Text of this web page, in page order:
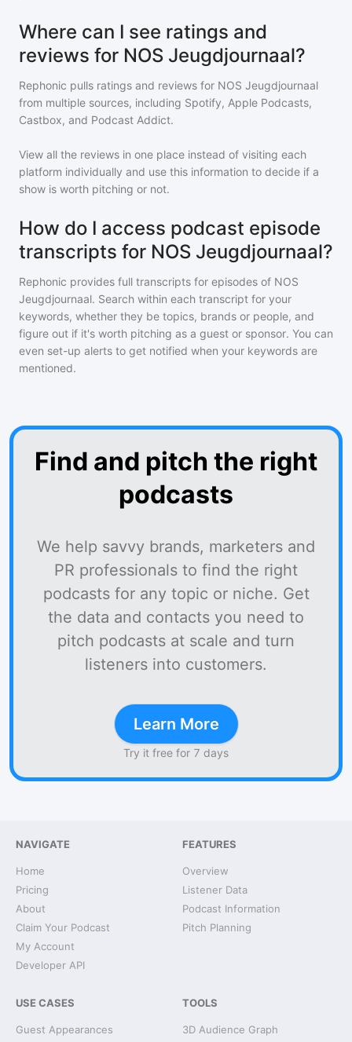
Where can I see ratings and
reviews for NOS Jeugdjournaal?
Rephonic pulls ratings and reviews for NOS Jeugdjournaal
from multiple sources, including Spotify, Apple Podcasts,
Castbox, and Podcast Addict.
View all the reviews in one place instead of visiting each
platform individually and use this information to decide if a
show is worth pitching or not.
How do I access podcast episode
transcripts for NOS Jeugdjournaal?
Rephonic provides full transcripts for episodes of NOS
Jeugdjournaal. Search within each transcript for your
keywords, whether they be topics, brands or people, and
figure out if it's worth pitching as a guest or sponsor. You can
even set-up alerts to get notified when your keywords are
mentioned.
Find and pitch the right
podcasts
We help savvy brands, marketers and
PR professionals to find the right
podcasts for any topic or niche. Get
the data and contacts you need to
pitch podcasts at scale and turn
listeners into customers.
Learn More
Try it free for 7 days
NAVIGATE
Home
Pricing
About
Claim Your Podcast
My Account
Developer API
FEATURES
Overview
Listener Data
Podcast Information
Pitch Planning
USE CASES
Guest Appearances
TOOLS
3D Audience Graph